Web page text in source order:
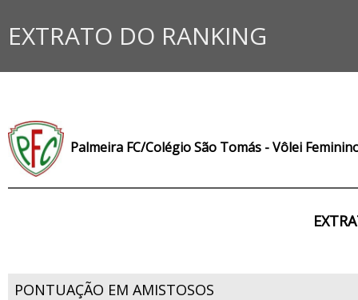
EXTRATO DO RANKING
Palmeira FC/Colégio São Tomás - Vôlei
PONTUAÇÃO EM AMISTOSOS